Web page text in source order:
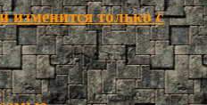
изменится только с